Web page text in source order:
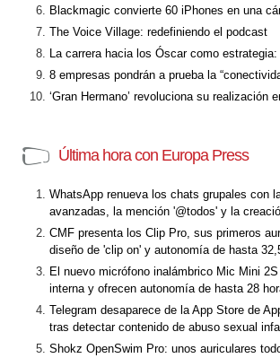
Blackmagic convierte 60 iPhones en una
The Voice Village: redefiniendo el podcast
La carrera hacia los Óscar como
8 empresas pondrán a prueba la
‘Gran Hermano’ revoluciona su realización
Última hora con Europa Press
WhatsApp renueva los chats grupales con
avanzadas, la mención '@todos' y la
CMF presenta los Clip Pro, sus primeros
diseño de 'clip on' y autonomía de hasta
El nuevo micrófono inalámbrico Mic Mini
interna y ofrecen autonomía de hasta 28
Telegram desaparece de la App Store de
tras detectar contenido de abuso sexual
Shokz OpenSwim Pro: unos auriculares